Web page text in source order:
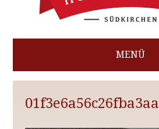
MENÜ
AKTUELLES IM BETRIEB